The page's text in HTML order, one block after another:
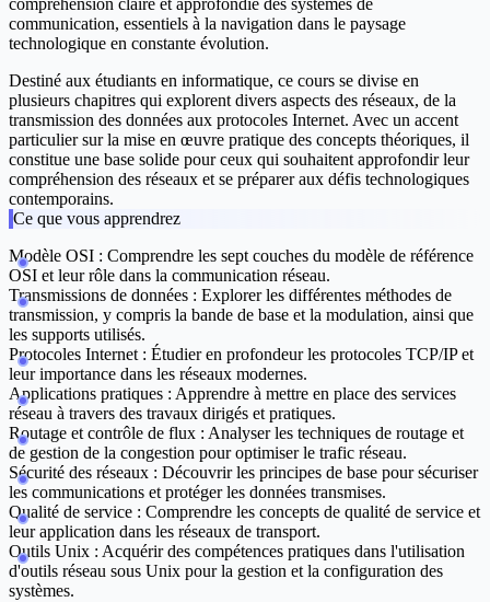
compréhension claire et approfondie des systèmes de
communication, essentiels à la navigation dans le paysage
technologique en constante évolution.
Destiné aux étudiants en informatique, ce cours se divise en
plusieurs chapitres qui explorent divers aspects des réseaux, de la
transmission des données aux protocoles Internet. Avec un accent
particulier sur la mise en œuvre pratique des concepts théoriques, il
constitue une base solide pour ceux qui souhaitent approfondir leur
compréhension des réseaux et se préparer aux défis technologiques
contemporains.
Ce que vous apprendrez
Modèle OSI : Comprendre les sept couches du modèle de référence
OSI et leur rôle dans la communication réseau.
Transmissions de données : Explorer les différentes méthodes de
transmission, y compris la bande de base et la modulation, ainsi que
les supports utilisés.
Protocoles Internet : Étudier en profondeur les protocoles TCP/IP et
leur importance dans les réseaux modernes.
Applications pratiques : Apprendre à mettre en place des services
réseau à travers des travaux dirigés et pratiques.
Routage et contrôle de flux : Analyser les techniques de routage et
de gestion de la congestion pour optimiser le trafic réseau.
Sécurité des réseaux : Découvrir les principes de base pour sécuriser
les communications et protéger les données transmises.
Qualité de service : Comprendre les concepts de qualité de service et
leur application dans les réseaux de transport.
Outils Unix : Acquérir des compétences pratiques dans l'utilisation
d'outils réseau sous Unix pour la gestion et la configuration des
systèmes.